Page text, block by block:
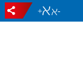
-
+